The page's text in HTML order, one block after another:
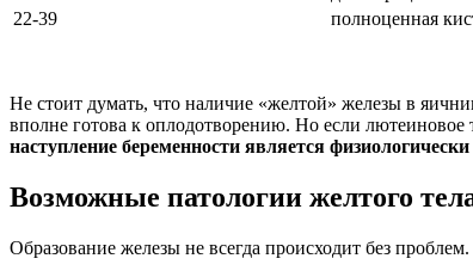
22-39
полноценная
Не стоит думать, что наличие «желтой» железы в
вполне готова к оплодотворению. Но если лютеиновое
наступление беременности является
Возможные патологии желтого
Образование железы не всегда происходит без